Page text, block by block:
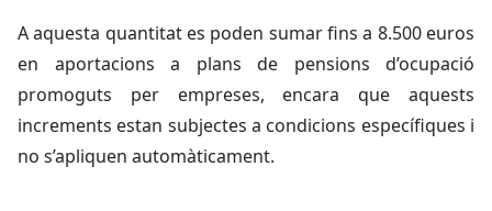
A aquesta quantitat es poden sumar fins a 8.500 euros
en aportacions a plans de pensions d’ocupació
promoguts per empreses, encara que aquests
increments estan subjectes a condicions específiques i
no s’apliquen automàticament.